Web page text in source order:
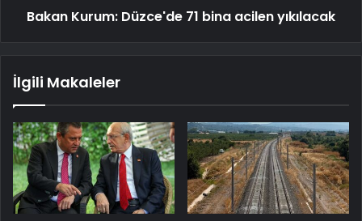
Bakan Kurum: Düzce'de 71 bina acilen yıkılacak
İlgili Makaleler